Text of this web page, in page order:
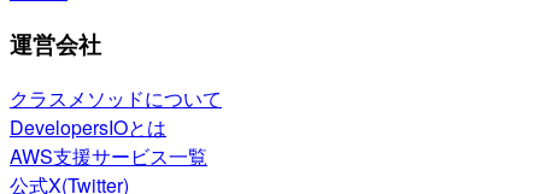
運営会社
クラスメソッドについて
DevelopersIOとは
AWS支援サービス一覧
公式X(Twitter)